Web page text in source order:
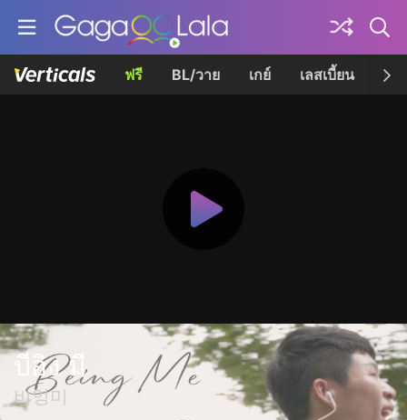
ฟรี BL/วาย เกย์ เลสเบี้ยน เค
บีอิง มี
비잉미